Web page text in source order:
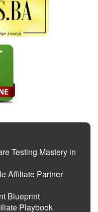
Testing Mastery in
Affiliate Partner
Blueprint
Playbook